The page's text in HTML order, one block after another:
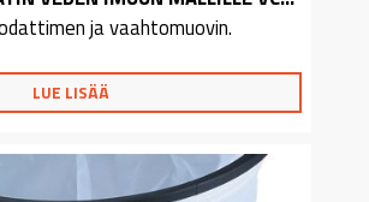
ja vaahtomuovin.
LUE LISÄÄ